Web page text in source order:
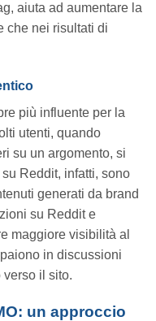
aiuta ad aumentare la
che nei risultati di
più influente per la
utenti, quando
su un argomento, si
Reddit, infatti, sono
generati da brand
su Reddit e
maggiore visibilità al
in discussioni
il sito.
un approccio